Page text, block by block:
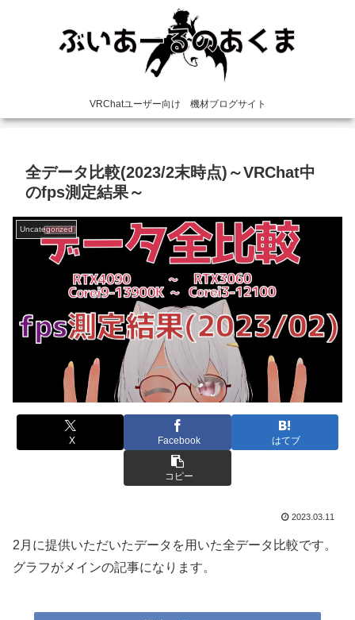
VRChatユーザー向け 機材ブログサイト
全データ比較(2023/2末時点)～VRChat中
のfps測定結果～
Uncategorized
X Facebook はてブ
コピー
2023.03.11
2月に提供いただいたデータを用いた全データ比較です。
グラフがメインの記事になります。